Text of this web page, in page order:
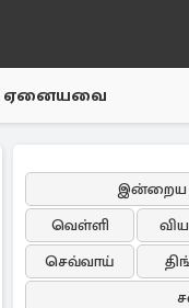
ஏனையவை
இன்றைய
வெள்ளி
செவ்வாய்